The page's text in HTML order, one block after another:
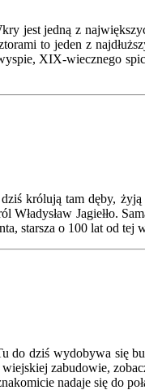
jest jedną z
to jeden z
XIX-wiecznego
królują tam dęby,
Jagiełło.
starsza o 100 lat od tej
do dziś wydobywa się
zabudowie,
nadaje się do